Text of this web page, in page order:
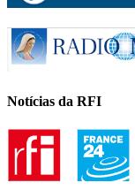
Notícias da RFI